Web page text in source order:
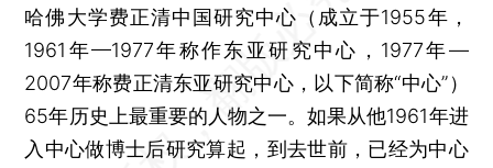
哈佛大学费正清中国研究中心（成立于1955年，
1961年—1977年称作东亚研究中心，1977年—
2007年称费正清东亚研究中心，以下简称“中心”）
65年历史上最重要的人物之一。如果从他1961年进
入中心做博士后研究算起，到去世前，已经为中心